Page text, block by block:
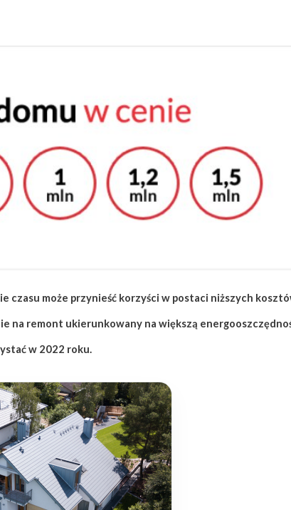
może przynieść korzyści w postaci niższych
na remont ukierunkowany na większą
w 2022 roku.